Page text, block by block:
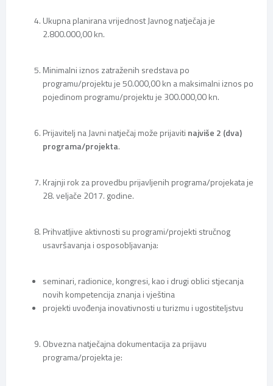
Ukupna planirana vrijednost Javnog natječaja je
2.800.000,00 kn.
Minimalni iznos zatraženih sredstava po
programu/projektu je 50.000,00 kn a maksimalni iznos po
pojedinom programu/projektu je 300.000,00 kn.
Prijavitelj na Javni natječaj može prijaviti najviše 2 (dva)
programa/projekta.
Krajnji rok za provedbu prijavljenih programa/projekata je
28. veljače 2017. godine.
Prihvatljive aktivnosti su programi/projekti stručnog
usavršavanja i osposobljavanja:
seminari, radionice, kongresi, kao i drugi oblici stjecanja
novih kompetencija znanja i vještina
projekti uvođenja inovativnosti u turizmu i ugostiteljstvu
Obvezna natječajna dokumentacija za prijavu
programa/projekta je: